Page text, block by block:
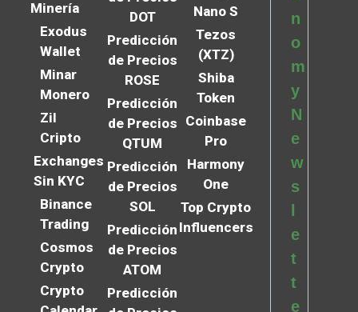
Minería
Exodus
Wallet
Minar
Monero
Zil
Cripto
Exchanges
Sin KYC
Binance
Trading
Cosmos
Crypto
Crypto
DOT
Predicción
de Precios
ROSE
Predicción
de Precios
QTUM
Predicción
de Precios
SOL
Predicción
de Precios
ATOM
Predicción
Nano S
Tezos
(XTZ)
Shiba
Token
Coinbase
Pro
Harmony
One
Top Crypto
Influencers
n
o
m
y
N
e
w
s
e
t
t
e